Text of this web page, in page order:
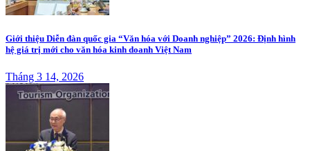
Giới thiệu Diễn đàn quốc gia “Văn hóa với Doanh nghiệp” 2026: Định hình
hệ giá trị mới cho văn hóa kinh doanh Việt Nam
Tháng 3 14, 2026